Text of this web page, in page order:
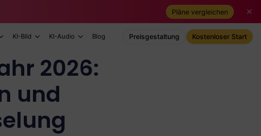
Pläne vergleichen
KI-Bild KI-Audio Blog Preisgestaltung Kostenloser Start
2026:
und